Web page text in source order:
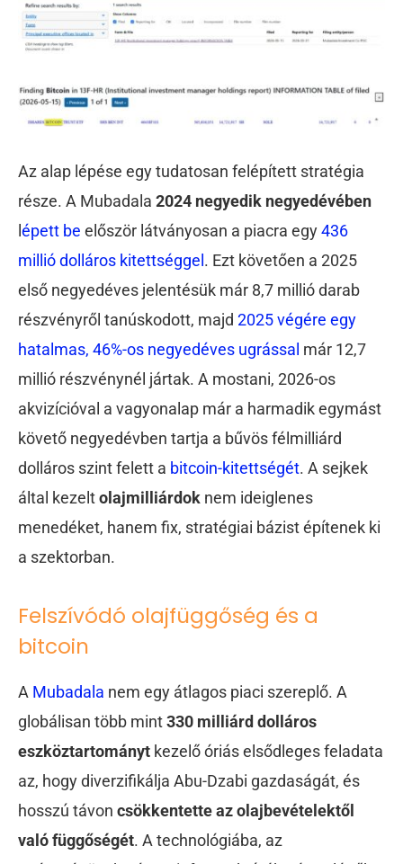
Az alap lépése egy tudatosan felépített stratégia
része. A Mubadala 2024 negyedik negyedévében
épett be először látványosan a piacra egy436
millió dolláros kitettséggel . Ezt követően a 2025
első negyedéves jelentésük már 8,7 millió darab
részvényről tanúskodott, majd 2025 végére egy
hatalmas, 46%-os negyedéves ugrással már 12,7
millió részvénynél jártak. A mostani, 2026-os
akvizícióval a vagyonalap már a harmadik egymást
követő negyedévben tartja a bűvös félmilliárd
dolláros szint felett a bitcoin-kitettségét. A sejkek
által kezeltolajmilliárdok nem ideiglenes
menedéket, hanem fix, stratégiai bázist építenek ki
a szektorban.
Felszívódó olajfüggőség és a
bitcoin
A Mubadala nem egy átlagos piaci szereplő. A
globálisan több mint330 milliárd dolláros
eszköztartományt kezelő óriás elsődleges feladata
az, hogy diverzifikálja Abu-Dzabi gazdaságát, és
hosszú távon csökkentette az olajbevételektől
való függőségét. A technológiába, az